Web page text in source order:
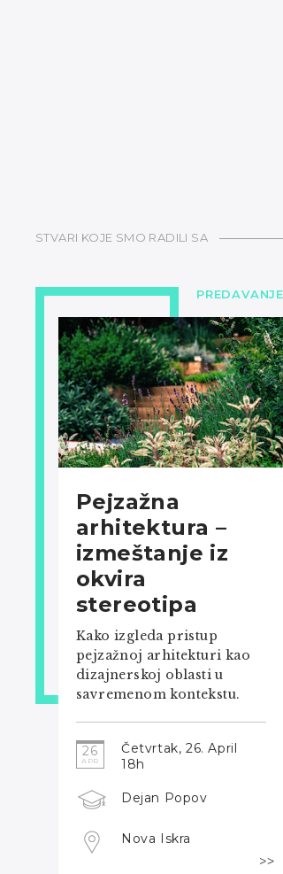
STVARI KOJE SMO RADILI SA
PREDAVANJE
Pejzažna
arhitektura –
izmeštanje iz
okvira
stereotipa
Kako izgleda pristup
pejzažnoj arhitekturi kao
dizajnerskoj oblasti u
savremenom kontekstu.
26
APR
Četvrtak, 26. April
18h
Dejan Popov
Nova Iskra